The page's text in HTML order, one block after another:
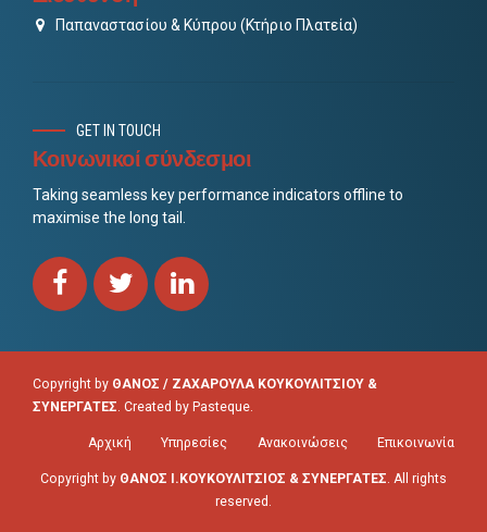
Παπαναστασίου & Κύπρου (Κτήριο Πλατεία)
GET IN TOUCH
Κοινωνικοί σύνδεσμοι
Taking seamless key performance indicators offline to
maximise the long tail.
Copyright by ΘΑΝΟΣ / ΖΑΧΑΡΟΥΛΑ ΚΟΥΚΟΥΛΙΤΣΙΟΥ &
ΣΥΝΕΡΓΑΤΕΣ . Created by Pasteque
Αρχική Υπηρεσίες Ανακοινώσεις Επικοινωνία
Copyright by ΘΑΝΟΣ Ι.ΚΟΥΚΟΥΛΙΤΣΙΟΣ & ΣΥΝΕΡΓΑΤΕΣ. All rights
reserved.